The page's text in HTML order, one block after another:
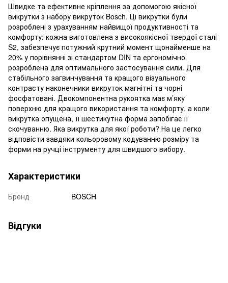
Швидке та ефективне кріплення за допомогою якісної
викрутки з набору викруток Bosch. Ці викрутки були
розроблені з урахуванням найвищої продуктивності та
комфорту: кожна виготовлена ​​з високоякісної твердої сталі
S2, забезпечує потужний крутний момент щонайменше на
20% у порівнянні зі стандартом DIN та ергономічно
розроблена для оптимального застосування сили. Для
стабільного загвинчування та кращого візуального
контрасту наконечники викруток магнітні та чорні
фосфатовані. Двокомпонентна рукоятка має м’яку
поверхню для кращого використання та комфорту, а коли
викрутка опущена, її шестикутна форма запобігає її
скочуванню. Яка викрутка для якої роботи? На це легко
відповісти завдяки кольоровому кодуванню розміру та
форми на ручці інструменту для швидшого вибору.
Характеристики
Бренд BOSCH
Відгуки